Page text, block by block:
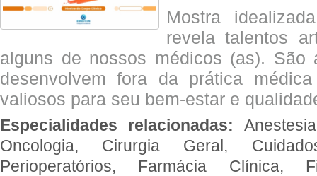
Mostra
revela talentos
alguns de nossos médicos (as). São
desenvolvem fora da prática
valiosos para seu bem-estar e
Especialidades relacionadas:
Oncologia, Cirurgia Geral,
Perioperatórios, Farmácia Clínica,